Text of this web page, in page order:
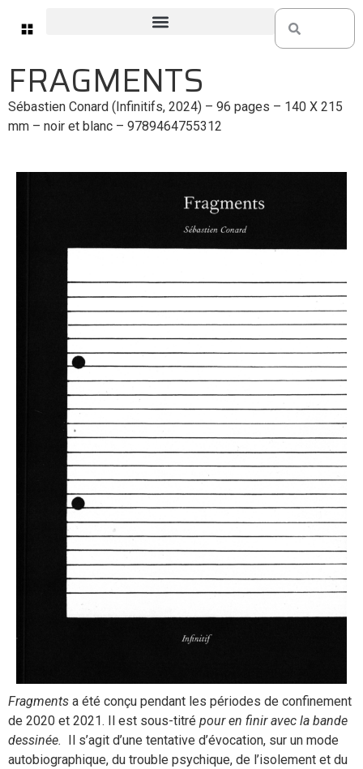
FRAGMENTS
Sébastien Conard (Infinitifs, 2024) – 96 pages – 140 X 215
mm – noir et blanc – 9789464755312
Fragments a été conçu pendant les périodes de confinement
de 2020 et 2021. Il est sous-titré pour en finir avec la bande
dessinée.
Il s’agit d’une tentative d’évocation, sur un mode
autobiographique, du trouble psychique, de l’isolement et du